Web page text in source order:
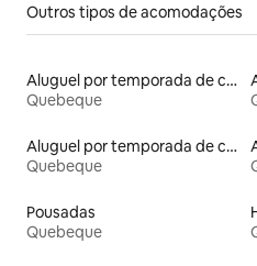
Outros tipos de acomodações
Aluguel por temporada de contêineres
Quebeque
Aluguel por temporada de casas na árvore
Quebeque
Pousadas
Quebeque